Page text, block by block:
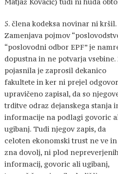
5. člena kodeksa novinar ni kršil.
Zamenjava pojmov
“poslovodni odbor EPF” je
dopustna in ne potvarja vsebine.
pojasnila je zaprosil dekanico
fakultete in ker ni prejel
upravičeno zapisal, da so
trditve odraz dejanskega stanja
informacije na podlagi govoric
ugibanj. Tudi njegov zapis, da
celoten ekonomski trust ne ve
zna dovolj, ni plod
informacij, govoric ali ugibanj,